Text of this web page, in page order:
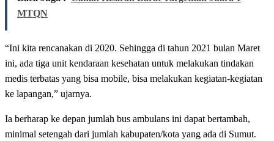
MTQN
“Ini kita rencanakan di 2020. Sehingga di tahun 2021 bulan Maret
ini, ada tiga unit kendaraan kesehatan untuk melakukan tindakan
medis terbatas yang bisa mobile, bisa melakukan kegiatan-kegiatan
ke lapangan,” ujarnya.
Ia berharap ke depan jumlah bus ambulans ini dapat bertambah,
minimal setengah dari jumlah kabupaten/kota yang ada di Sumut.